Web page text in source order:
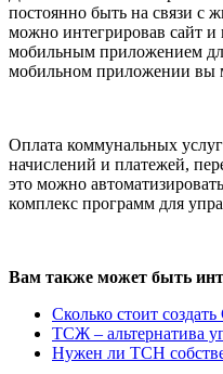
постоянно быть на связи с
можно интегрировав сайт и
мобильным приложением
мобильном приложении вы
Оплата коммунальных
начислений и платежей,
это можно
комплекс программ для
Вам также может быть
Сколько стоит
ТСЖ – альтернатива
Нужен ли ТСН